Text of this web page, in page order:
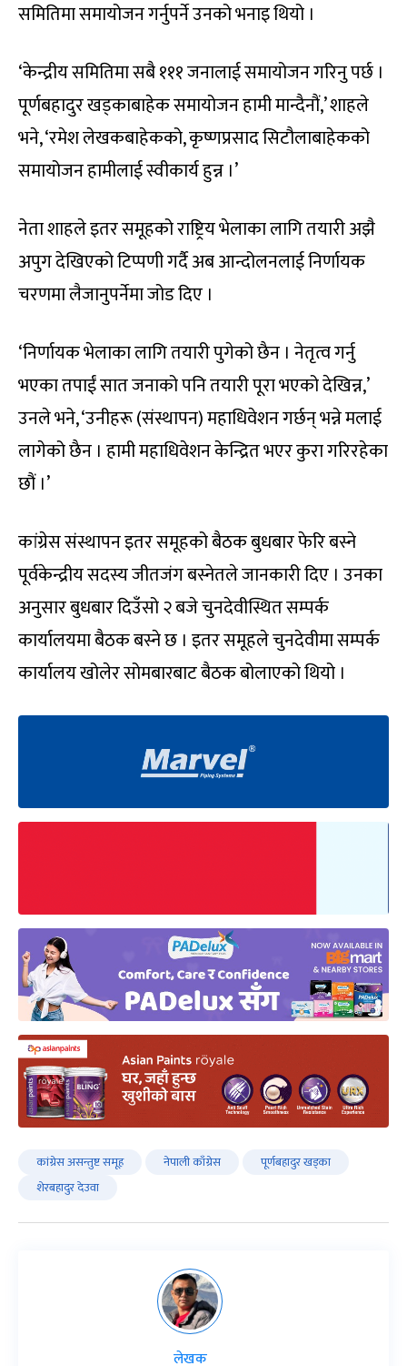
समितिमा समायोजन गर्नुपर्ने उनको भनाइ थियो ।
‘केन्द्रीय समितिमा सबै १११ जनालाई समायोजन गरिनु पर्छ ।
पूर्णबहादुर खड्काबाहेक समायोजन हामी मान्दैनौं,’ शाहले
भने, ‘रमेश लेखकबाहेकको, कृष्णप्रसाद सिटौलाबाहेकको
समायोजन हामीलाई स्वीकार्य हुन्न ।’
नेता शाहले इतर समूहको राष्ट्रिय भेलाका लागि तयारी अझै
अपुग देखिएको टिप्पणी गर्दै अब आन्दोलनलाई निर्णायक
चरणमा लैजानुपर्नेमा जोड दिए ।
‘निर्णायक भेलाका लागि तयारी पुगेको छैन । नेतृत्व गर्नु
भएका तपाईं सात जनाको पनि तयारी पूरा भएको देखिन्न,’
उनले भने, ‘उनीहरू (संस्थापन) महाधिवेशन गर्छन् भन्ने मलाई
लागेको छैन । हामी महाधिवेशन केन्द्रित भएर कुरा गरिरहेका
छौं ।’
कांग्रेस संस्थापन इतर समूहको बैठक बुधबार फेरि बस्ने
पूर्वकेन्द्रीय सदस्य जीतजंग बस्नेतले जानकारी दिए । उनका
अनुसार बुधबार दिउँसो २ बजे चुनदेवीस्थित सम्पर्क
कार्यालयमा बैठक बस्ने छ । इतर समूहले चुनदेवीमा सम्पर्क
कार्यालय खोलेर सोमबारबाट बैठक बोलाएको थियो ।
कांग्रेस असन्तुष्ट समूह नेपाली काँग्रेस
पूर्णबहादुर खड्का
शेरबहादुर देउवा
लेखक